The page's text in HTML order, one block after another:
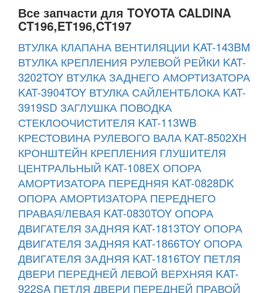
Все запчасти для TOYOTA CALDINA
CT196,ET196,CT197
ВТУЛКА КЛАПАНА ВЕНТИЛЯЦИИ KAT-143BM
ВТУЛКА КРЕПЛЕНИЯ РУЛЕВОЙ РЕЙКИ KAT-
3202TOY ВТУЛКА ЗАДНЕГО АМОРТИЗАТОРА
KAT-3904TOY ВТУЛКА САЙЛЕНТБЛОКА KAT-
3919SD ЗАГЛУШКА ПОВОДКА
СТЕКЛООЧИСТИТЕЛЯ KAT-113WB
КРЕСТОВИНА РУЛЕВОГО ВАЛА KAT-8502XH
КРОНШТЕЙН КРЕПЛЕНИЯ ГЛУШИТЕЛЯ
ЦЕНТРАЛЬНЫЙ KAT-108EX ОПОРА
АМОРТИЗАТОРА ПЕРЕДНЯЯ KAT-0828DK
ОПОРА АМОРТИЗАТОРА ПЕРЕДНЕГО
ПРАВАЯ/ЛЕВАЯ KAT-0830TOY ОПОРА
ДВИГАТЕЛЯ ЗАДНЯЯ KAT-1813TOY ОПОРА
ДВИГАТЕЛЯ ЗАДНЯЯ KAT-1866TOY ОПОРА
ДВИГАТЕЛЯ ЗАДНЯЯ KAT-1816TOY ПЕТЛЯ
ДВЕРИ ПЕРЕДНЕЙ ЛЕВОЙ ВЕРХНЯЯ KAT-
922SA ПЕТЛЯ ДВЕРИ ПЕРЕДНЕЙ ПРАВОЙ